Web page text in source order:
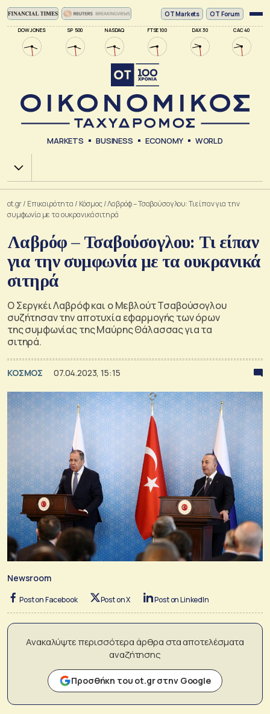
DOW JONES SP 500 NASDAQ FTSE 100 DAX 30 CAC 40
ΟΤ Markets OT Forum
MARKETS BUSINESS ECONOMY WORLD
Χ.Α.
ot.gr/ Επικαιρότητα / Κόσμος/Λαβρόφ – Τσαβούσογλου: Τι είπαν για την
συμφωνία με τα ουκρανικά σιτηρά
Λαβρόφ – Τσαβούσογλου: Τι είπαν
για την συμφωνία με τα ουκρανικά
σιτηρά
Ο Σεργκέι Λαβρόφ και ο Μεβλούτ Τσαβούσογλου
συζήτησαν την αποτυχία εφαρμογής των όρων
της συμφωνίας της Μαύρης Θάλασσας για τα
σιτηρά.
ΚΟΣΜΟΣ 07.04.2023, 15:15
Newsroom
Post on Facebook Post on X Post on LinkedIn
Ανακαλύψτε περισσότερα άρθρα στα αποτελέσματα
αναζήτησης
Προσθήκη του ot.gr στην Google